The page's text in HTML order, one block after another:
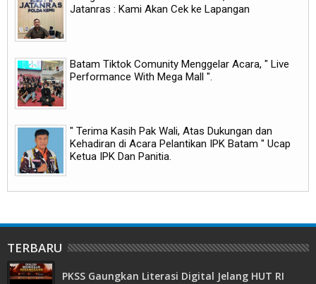
Jatanras : Kami Akan Cek ke Lapangan
Batam Tiktok Comunity Menggelar Acara, " Live
Performance With Mega Mall ".
" Terima Kasih Pak Wali, Atas Dukungan dan
Kehadiran di Acara Pelantikan IPK Batam " Ucap
Ketua IPK Dan Panitia.
TERBARU
PKSS Gaungkan Literasi Digital Jelang HUT RI